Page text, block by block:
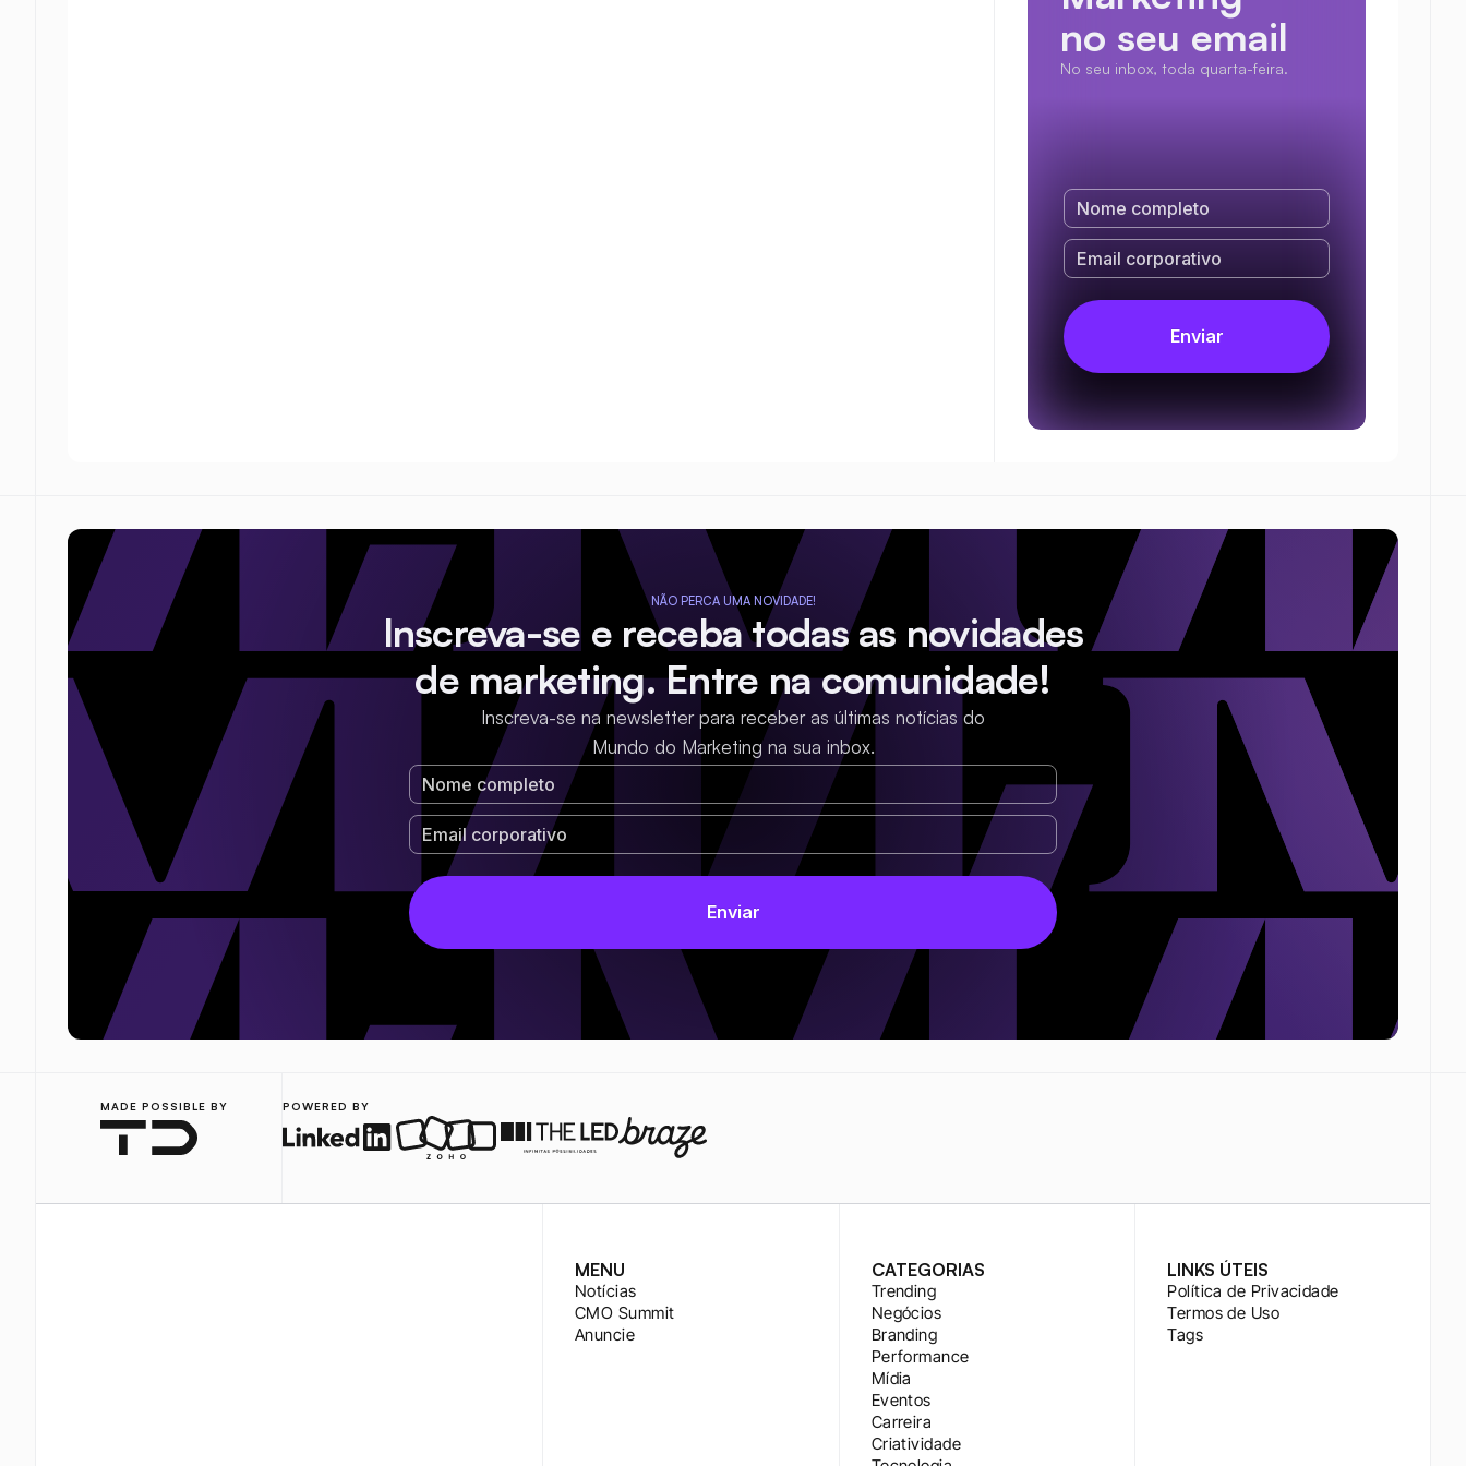
no seu email
No seu inbox, toda quarta-feira.
NÃO PERCA UMA NOVIDADE!
Inscreva-se e receba todas as novidades
de marketing. Entre na comunidade!
Inscreva-se na newsletter para receber as últimas notícias do
Mundo do Marketing na sua inbox.
MADE POSSIBLE BY POWERED BY
MENU
Notícias
CMO Summit
Anuncie
CATEGORIAS
Trending
Negócios
Branding
Performance
Mídia
Eventos
Carreira
Criatividade
LINKS ÚTEIS
Política de Privacidade
Termos de Uso
Tags